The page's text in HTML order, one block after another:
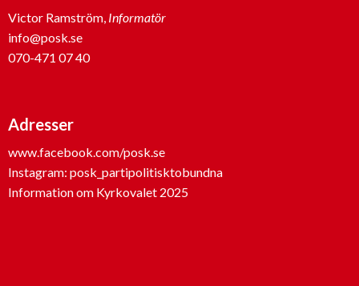
Victor Ramström, Informatör
info@posk.se
070-471 07 40
Adresser
www.facebook.com/posk.se
Instagram: posk_partipolitisktobundna
Information om Kyrkovalet 2025